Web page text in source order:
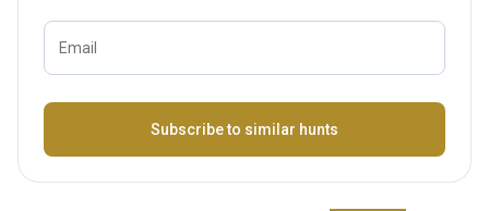
Email
Subscribe to similar hunts